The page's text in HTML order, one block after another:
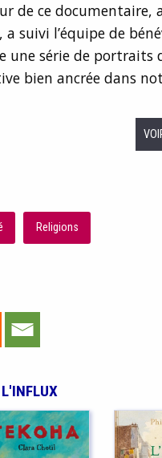
de ce documentaire,
a suivi l’équipe de
série de portraits
bien ancrée dans
Religions